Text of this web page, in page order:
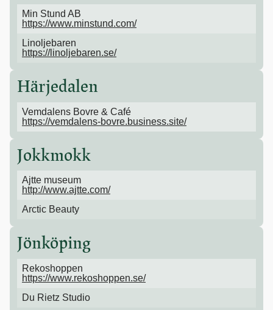
Min Stund AB
https://www.minstund.com/
Linoljebaren
https://linoljebaren.se/
Härjedalen
Vemdalens Bovre & Café
https://vemdalens-bovre.business.site/
Jokkmokk
Ajtte museum
http://www.ajtte.com/
Arctic Beauty
Jönköping
Rekoshoppen
https://www.rekoshoppen.se/
Du Rietz Studio